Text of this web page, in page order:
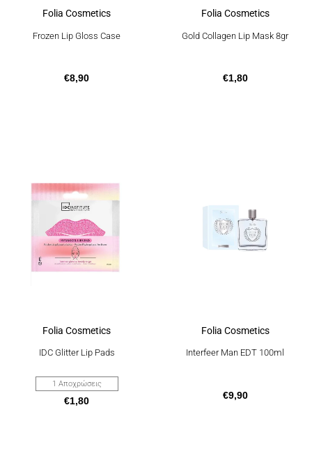
Folia Cosmetics
Frozen Lip Gloss Case
€8,90
Folia Cosmetics
Gold Collagen Lip Mask 8gr
€1,80
Folia Cosmetics
IDC Glitter Lip Pads
1 Αποχρώσεις
€1,80
προϊόν
έχει
πολλαπλές
παραλλαγές.
Οι
επιλογές
μπορούν
να
επιλεγούν
Folia Cosmetics
Interfeer Man EDT 100ml
€9,90